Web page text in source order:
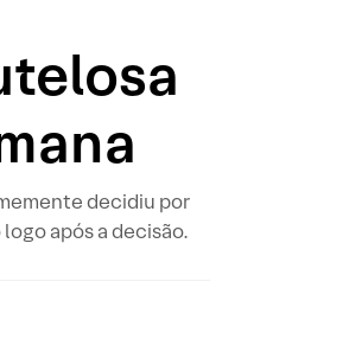
decidiu por
após a decisão.